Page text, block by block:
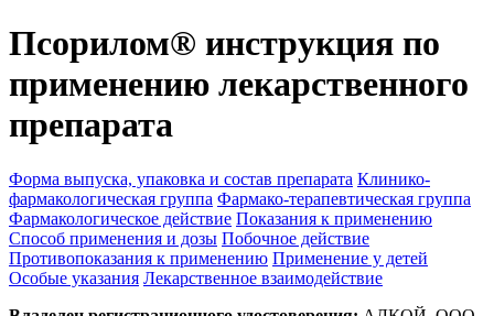
Псорилом® инструкция по
применению лекарственного
препарата
Форма выпуска, упаковка и состав препарата Клинико-
фармакологическая группа Фармако-терапевтическая группа
Фармакологическое действие Показания к применению
Способ применения и дозы Побочное действие
Противопоказания к применению Применение у детей
Особые указания Лекарственное взаимодействие